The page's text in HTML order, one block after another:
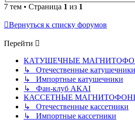
7 тем • Страница 1 из 1
Вернуться к списку форумов
Перейти
КАТУШЕЧНЫЕ
↳ Отечественные катушечники
↳ Импортные катушечники
↳ Фан-клуб AKAI
КАССЕТНЫЕ
↳ Отечественные кассетники
↳ Импортные кассетники